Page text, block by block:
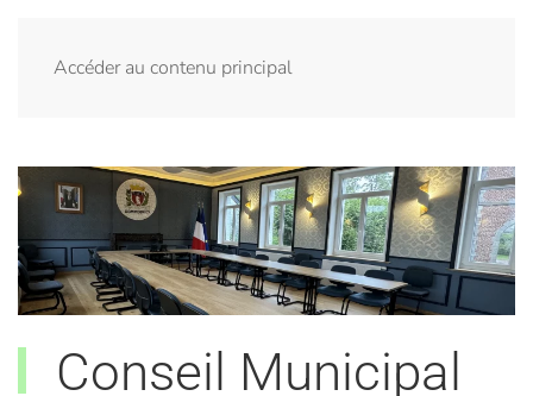
Accéder au contenu principal
Conseil Municipal